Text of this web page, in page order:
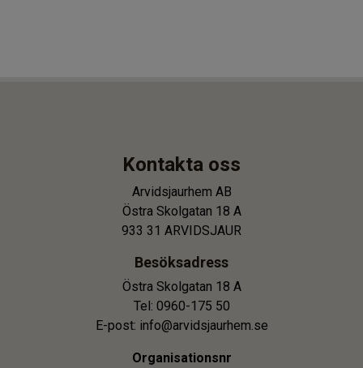
Kontakta oss
Arvidsjaurhem AB
Östra Skolgatan 18 A
933 31 ARVIDSJAUR
Besöksadress
Östra Skolgatan 18 A
Tel: 0960-175 50
E-post: info@arvidsjaurhem.se
Organisationsnr